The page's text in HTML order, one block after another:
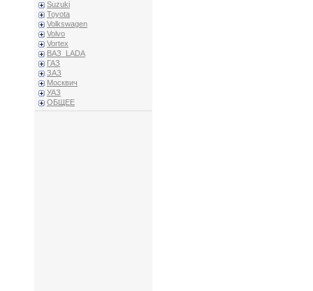
Suzuki
Toyota
Volkswagen
Volvo
Vortex
ВАЗ_LADA
ГАЗ
ЗАЗ
Москвич
УАЗ
ОБЩЕЕ